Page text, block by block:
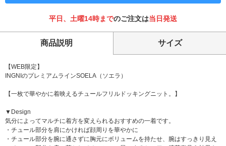
平日、土曜14時までのご注文は当日発送
商品説明 サイズ
【WEB限定】
INGNIのプレミアムラインSOELA（ソエラ）
【一枚で華やかに着映えるチュールフリルドッキングニット。】
▼Design
気分によってマルチに着方を変えられるおすすめの一着です。
・チュール部分を肩にかければ顔周りを華やかに
・チュール部分を腕に通さずに胸元にボリュームを持たせ、腕はすっきり見え